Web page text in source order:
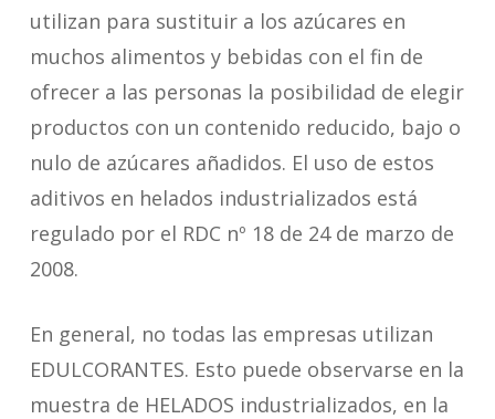
utilizan para sustituir a los azúcares en
muchos alimentos y bebidas con el fin de
ofrecer a las personas la posibilidad de elegir
productos con un contenido reducido, bajo o
nulo de azúcares añadidos. El uso de estos
aditivos en helados industrializados está
regulado por el RDC nº 18 de 24 de marzo de
2008.
En general, no todas las empresas utilizan
EDULCORANTES. Esto puede observarse en la
muestra de HELADOS industrializados, en la